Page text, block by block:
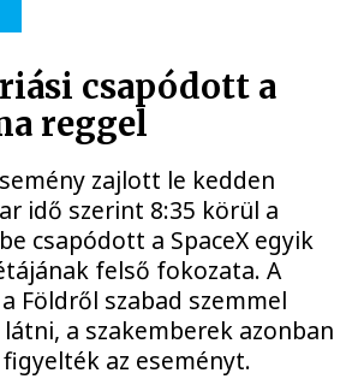
csapódott a
reggel
zajlott le kedden
idő szerint 8:35 körül a
csapódott a SpaceX egyik
felső fokozata. A
Földről szabad szemmel
a szakemberek azonban
az eseményt.